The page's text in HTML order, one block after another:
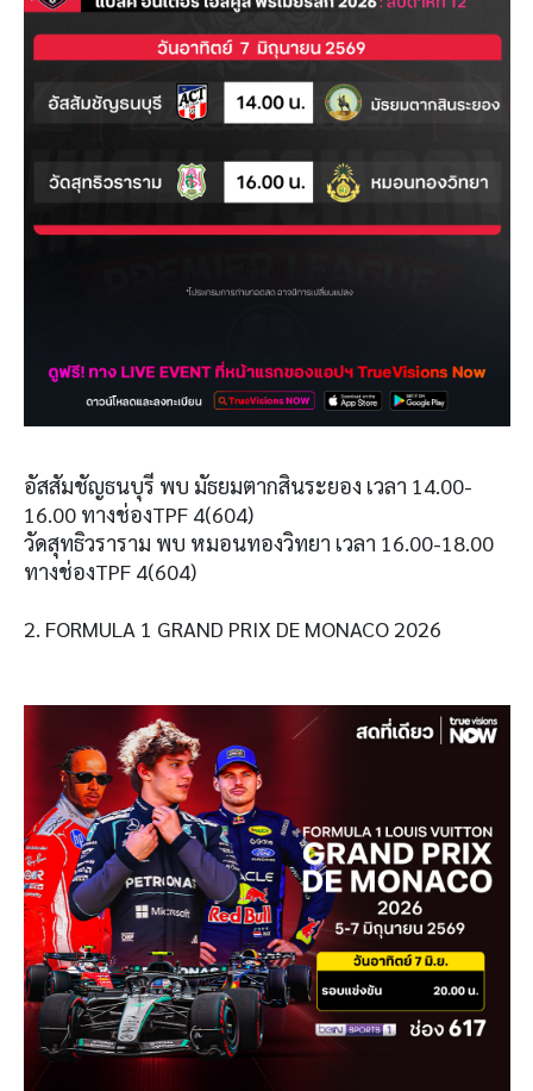
อัสสัมชัญธนบุรี พบ มัธยมตากสินระยอง เวลา 14.00-
16.00 ทางช่องTPF 4(604)
วัดสุทธิวราราม พบ หมอนทองวิทยา เวลา 16.00-18.00
ทางช่องTPF 4(604)
2. FORMULA 1 GRAND PRIX DE MONACO 2026